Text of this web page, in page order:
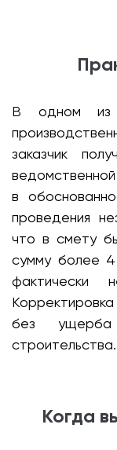
В одном из
заказчик
в
проведения
что в смету
сумму более
фактически
без
строительства.
Когда